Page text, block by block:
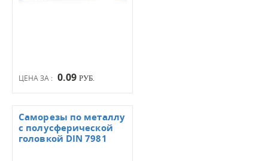
ЦЕНА ЗА : 0.09 РУБ.
Саморезы по металлу
с полусферической
головкой DIN 7981